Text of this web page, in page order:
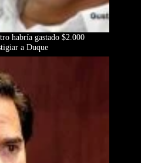
habría gastado $2.000
a Duque